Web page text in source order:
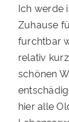
Ich werde
Zuhause
furchtbar
relativ
schönen
hier alle